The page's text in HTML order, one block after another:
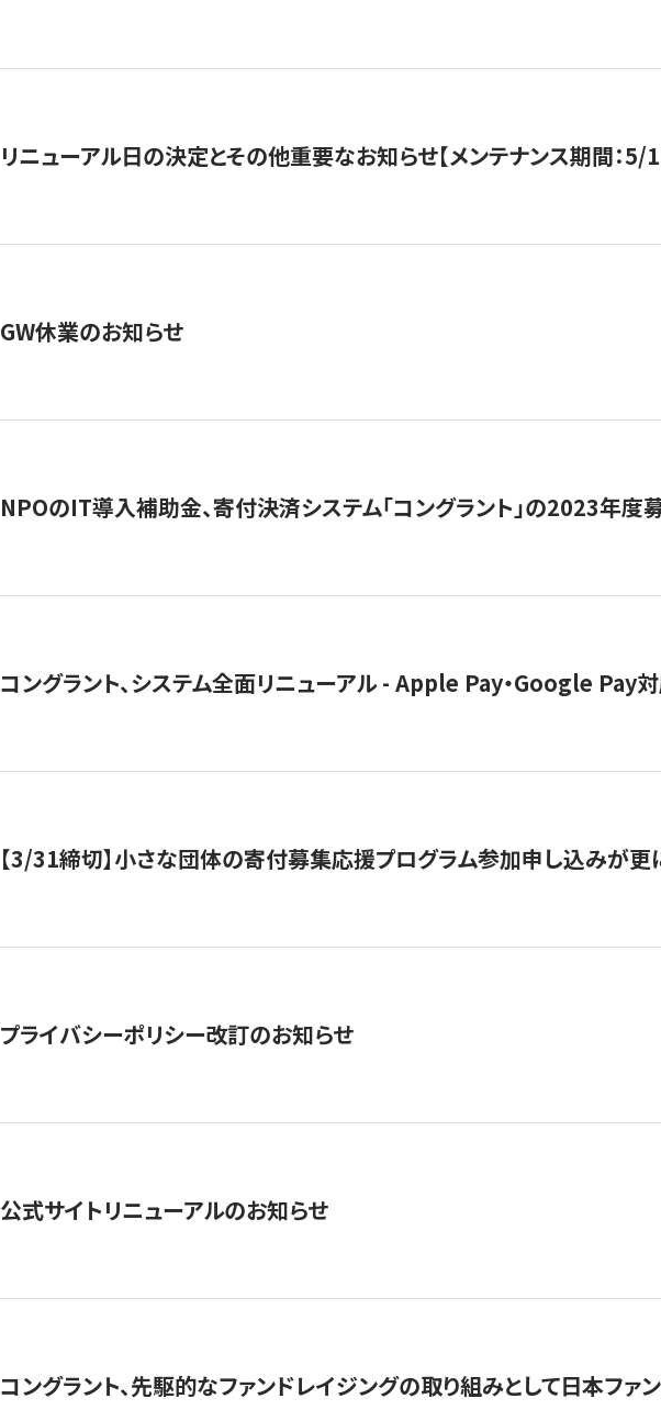
リニューアル日の決定とその他重要なお知らせ【メンテナンス期間：5/
GW休業のお知らせ
NPOのIT導入補助金、寄付決済システム「コングラント」の2023年度
コングラント、システム全面リニューアル - Apple Pay・Google Pay
【3/31締切】小さな団体の寄付募集応援プログラム参加申し込みが更
プライバシーポリシー改訂のお知らせ
公式サイトリニューアルのお知らせ
コングラント、先駆的なファンドレイジングの取り組みとして日本フ